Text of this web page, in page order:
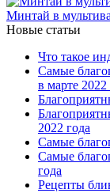
Минтай в
Новые статьи
Что такое
Самые
в марте 2022
2022 года
Самые
Самые
года
Рецепты